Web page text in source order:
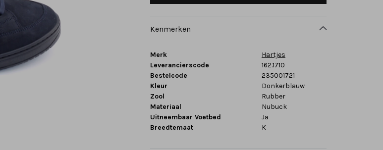
Kenmerken
Merk
Hartjes
Leverancierscode
162.1710
Bestelcode
235001721
Kleur
Donkerblauw
Zool
Rubber
Materiaal
Nubuck
Uitneembaar Voetbed
Ja
Breedtemaat
K